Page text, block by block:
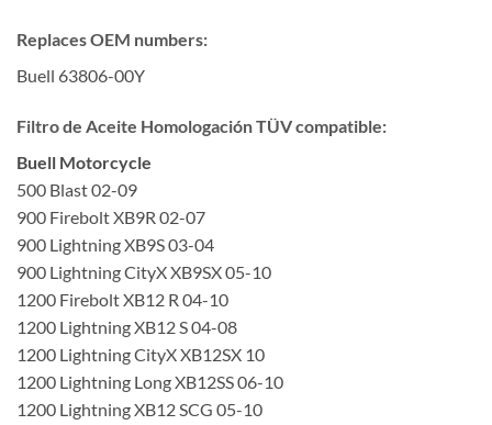
Replaces OEM numbers:
Buell 63806-00Y
Filtro de Aceite Homologación TÜV compatible:
Buell Motorcycle
500 Blast 02-09
900 Firebolt XB9R 02-07
900 Lightning XB9S 03-04
900 Lightning CityX XB9SX 05-10
1200 Firebolt XB12 R 04-10
1200 Lightning XB12 S 04-08
1200 Lightning CityX XB12SX 10
1200 Lightning Long XB12SS 06-10
1200 Lightning XB12 SCG 05-10